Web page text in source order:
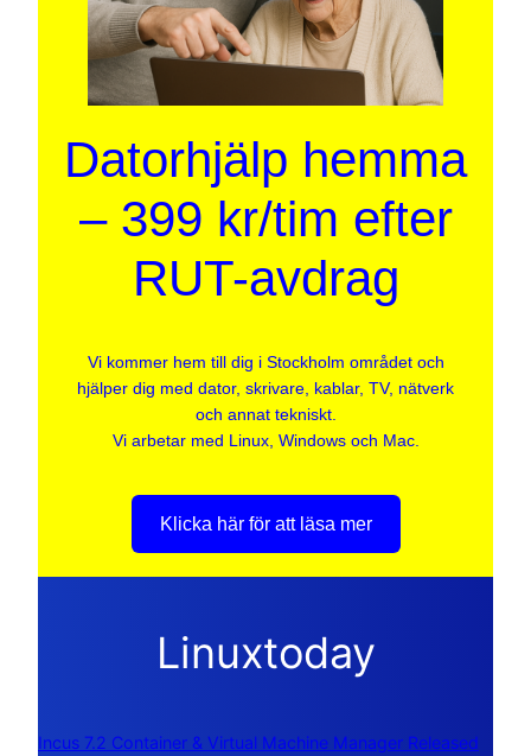
Datorhjälp hemma
– 399 kr/tim efter
RUT-avdrag
Vi kommer hem till dig i Stockholm området och
hjälper dig med dator, skrivare, kablar, TV, nätverk
och annat tekniskt.
Vi arbetar med Linux, Windows och Mac.
Klicka här för att läsa mer
Linuxtoday
Incus 7.2 Container & Virtual Machine Manager Released